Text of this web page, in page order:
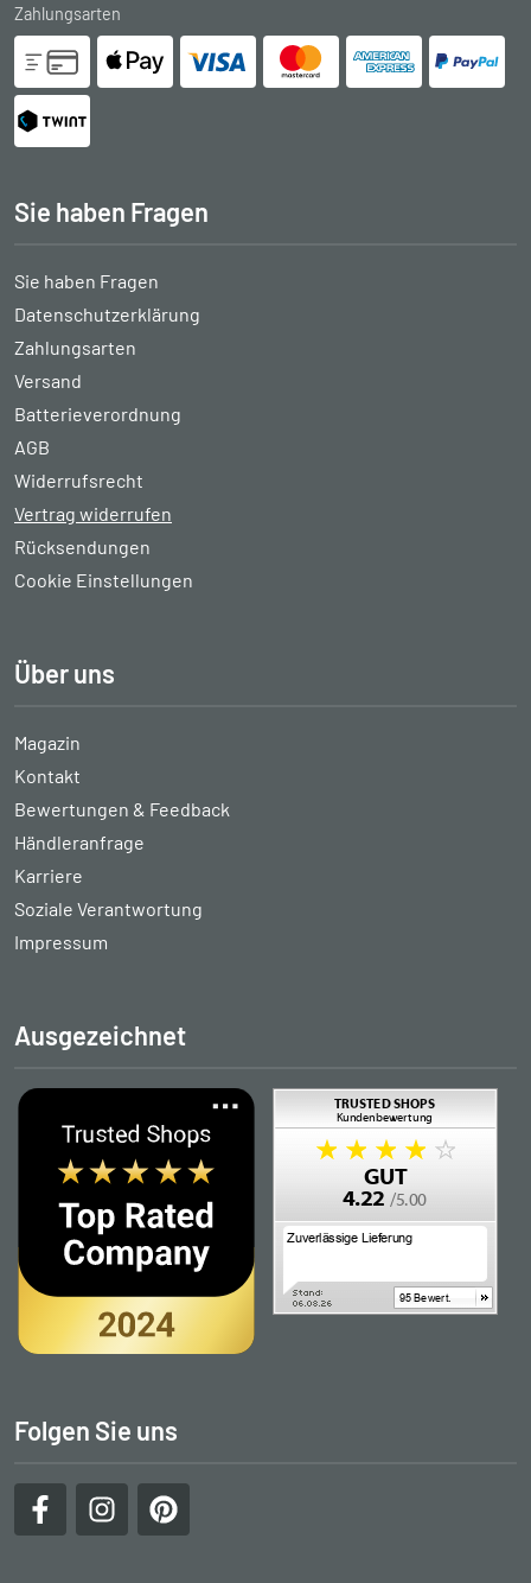
Zahlungsarten
Sie haben Fragen
Sie haben Fragen
Datenschutzerklärung
Zahlungsarten
Versand
Batterieverordnung
AGB
Widerrufsrecht
Vertrag widerrufen
Rücksendungen
Cookie Einstellungen
Über uns
Magazin
Kontakt
Bewertungen & Feedback
Händleranfrage
Karriere
Soziale Verantwortung
Impressum
Ausgezeichnet
Folgen Sie uns